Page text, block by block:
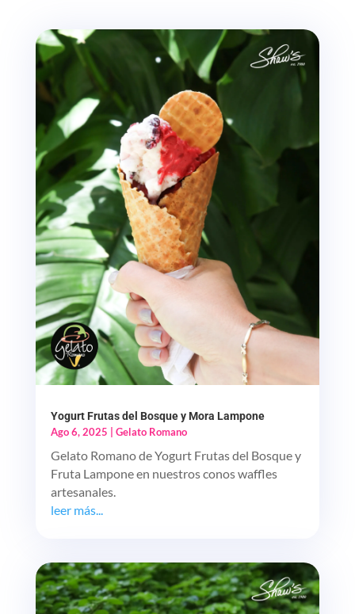
Yogurt Frutas del Bosque y Mora Lampone
Ago 6, 2025
Gelato Romano
Gelato Romano de Yogurt Frutas del Bosque y
Fruta Lampone en nuestros conos waffles
artesanales.
leer más...